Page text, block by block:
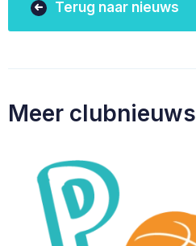
Terug naar nieuws
Meer clubnieuws